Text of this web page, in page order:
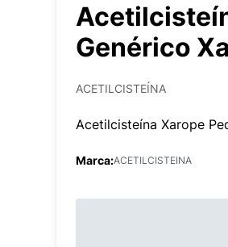
Genérico
ACETILCISTEÍNA
Acetilcisteína Xarope
Marca:ACETILCISTEINA